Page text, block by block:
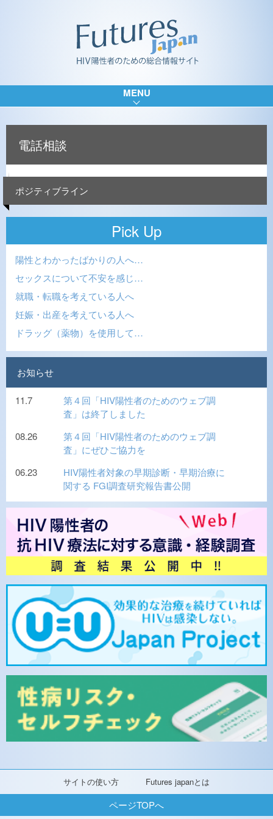
サイトの使い方 Futures japanとは
MENU
電話相談
ポジティブライン
Pick Up
陽性とわかったばかりの人へ…
セックスについて不安を感じ…
就職・転職を考えている人へ
妊娠・出産を考えている人へ
ドラッグ（薬物）を使用して…
お知らせ
11.7
第４回「HIV陽性者のためのウェブ調
査」は終了しました
08.26
第４回「HIV陽性者のためのウェブ調
査」にぜひご協力を
06.23
HIV陽性者対象の早期診断・早期治療に
関する FGI調査研究報告書公開
ページTOPへ